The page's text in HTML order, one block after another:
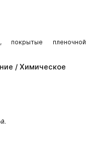
покрытые пленочной
/ Химическое